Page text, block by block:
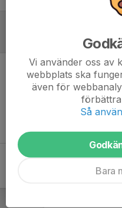
Inget
Vi använder oss av
webbplats ska
även för
Så
Bara